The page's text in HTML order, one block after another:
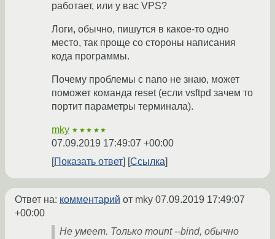
работает, или у вас VPS?
Логи, обычно, пишутся в какое-то одно
место, так проще со стороны написания
кода программы.
Почему проблемы с nano не знаю, может
поможет команда reset (если vsftpd зачем то
портит параметры терминала).
mky ★★★★★
07.09.2019 17:49:07 +00:00
Показать ответ
Ссылка
Ответ на: комментарий от mky 07.09.2019 17:49:07
+00:00
Не умеет. Только mount --bind, обычно